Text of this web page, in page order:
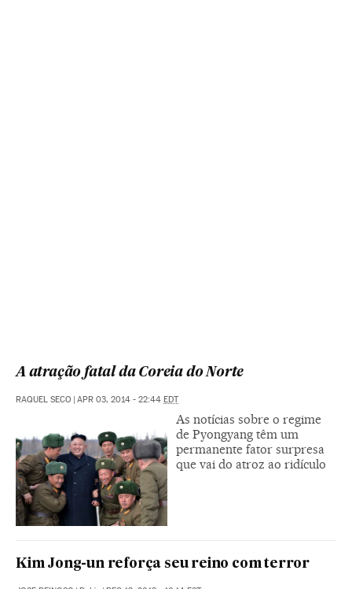
A atração fatal da Coreia do Norte
RAQUEL SECO | APR 03, 2014 - 22:44 EDT
As notícias sobre o regime
de Pyongyang têm um
permanente fator surpresa
que vai do atroz ao ridículo
Kim Jong-un reforça seu reino com terror